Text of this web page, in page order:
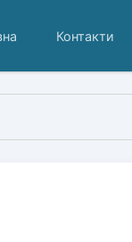
Контакти